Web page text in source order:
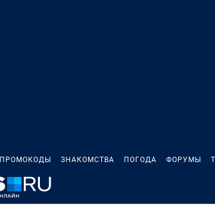
ПРОМОКОДЫ ЗНАКОМСТВА ПОГОДА ФОРУМЫ